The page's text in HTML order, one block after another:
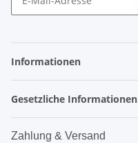
Informationen
Gesetzliche Informationen
Zahlung & Versand